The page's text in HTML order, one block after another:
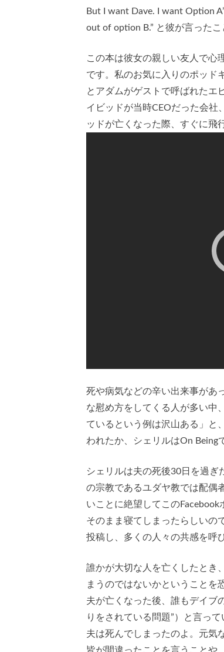
But I want Dave. I want Option
out of option B.” と彼が言った
この本は彼女の親しい友人で心
です。私のお気に入りのポッド
とアダムがゲストで呼ばれたエ
イビッドが当時CEOだった会社
ッドが亡くなった際、すぐに飛
死や病気などの辛い出来事があ
な慰め方をしてくる人が多い中
ているという例は沢山ある」と
われたか、シェリルはOn Being
シェリルは夫の死後30日を過ぎ
の宗教であるユダヤ教では配偶
いことに絶望してこの
そのまま寝てしまったらしいの
投稿し、多くの人々の共感を呼
誰かが大切な人を亡くしたとき
まうのではないかということを
夫が亡くなった後、誰もデイブ
りをされている問題”）と言っ
夫は死んでしまったのよ。元気